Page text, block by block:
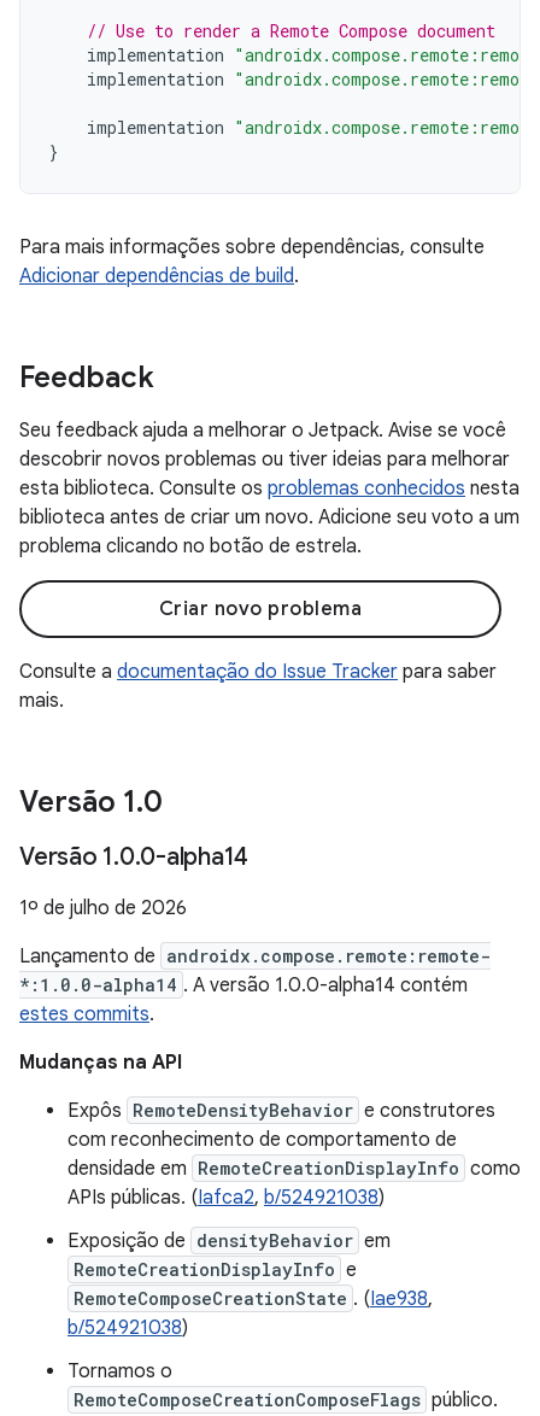
// Use to render a Remote Compose document
implementation
implementation
implementation
}
Para mais informações sobre dependências, consulte
Adicionar dependências de build.
Feedback
Seu feedback ajuda a melhorar o Jetpack. Avise se você
descobrir novos problemas ou tiver ideias para melhorar
esta biblioteca. Consulte os problemas conhecidos nesta
biblioteca antes de criar um novo. Adicione seu voto a um
problema clicando no botão de estrela.
Criar novo problema
Consulte a documentação do Issue Tracker para saber
mais.
Versão 1.0
Versão 1.0.0-alpha14
1º de julho de 2026
Lançamento de androidx.compose.remote:remote-
*:1.0.0-alpha14 . A versão 1.0.0-alpha14 contém
estes commits.
Mudanças na API
Expôs RemoteDensityBehavior e construtores
com reconhecimento de comportamento de
densidade em RemoteCreationDisplayInfo como
APIs públicas. (Iafca2, b/524921038)
Exposição de densityBehavior em
RemoteCreationDisplayInfo e
RemoteComposeCreationState . (Iae938,
b/524921038)
Tornamos o
RemoteComposeCreationComposeFlags público.